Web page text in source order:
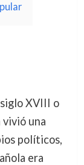
XVIII o
una
políticos,
era